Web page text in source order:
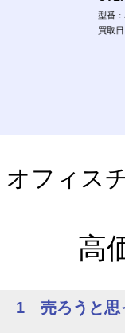
型番：AKR-OVERTURE-
オフィス
高
1 売ろうと思